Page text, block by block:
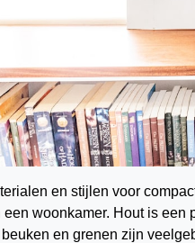
en stijlen voor
een woonkamer. Hout is
en grenen zijn